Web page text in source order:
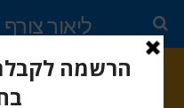
ליאור
נובמבר 8, 2010 •